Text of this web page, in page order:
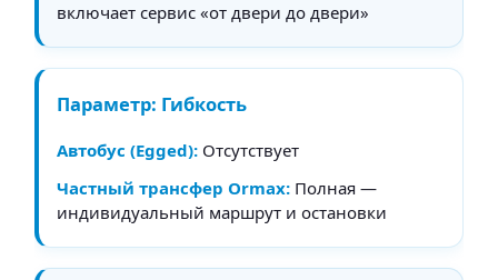
включает сервис «от двери до двери»
Гибкость
Отсутствует
Полная —
индивидуальный маршрут и остановки